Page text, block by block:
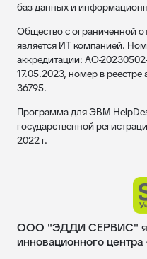
баз данных и
Общество с ограниченной
является ИТ компанией.
аккредитации: АО-
17.05.2023, номер в
36795.
Программа для ЭВМ
государственной
2022 г.
ООО "ЭДДИ СЕРВИС"
инновационного